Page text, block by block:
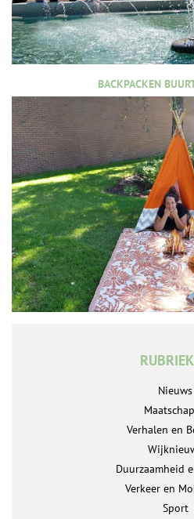
BACKPACKEN
Nieuws
Verhalen en
Duurzaamheid
Verkeer en
Sport